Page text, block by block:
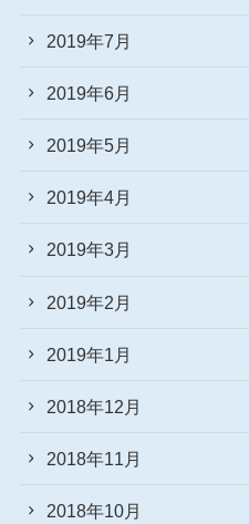
2019年7月
2019年6月
2019年5月
2019年4月
2019年3月
2019年2月
2019年1月
2018年12月
2018年11月
2018年10月